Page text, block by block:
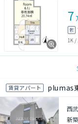
7
敷
1K /
賃貸アパート plumas
西
新築